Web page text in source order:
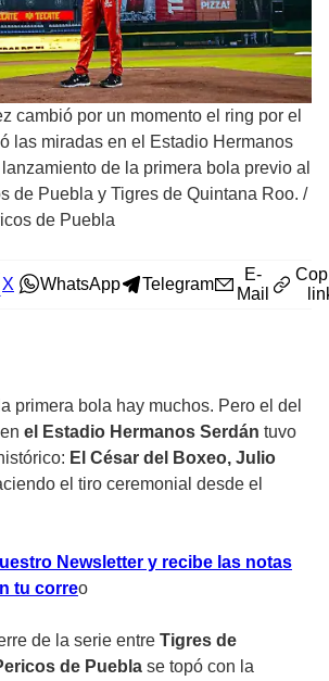
cambió por un momento el ring por el
las miradas en el Estadio Hermanos
de la primera bola previo al
de Puebla y Tigres de Quintana Roo. /
de Puebla
X WhatsApp Telegram
E-
Mail
primera bola hay muchos. Pero el del
el Estadio Hermanos Serdán tuvo
El César del Boxeo, Julio
el tiro ceremonial desde el
Newsletter y recibe las notas
tu correo
de la serie entre Tigres de
de Puebla se topó con la